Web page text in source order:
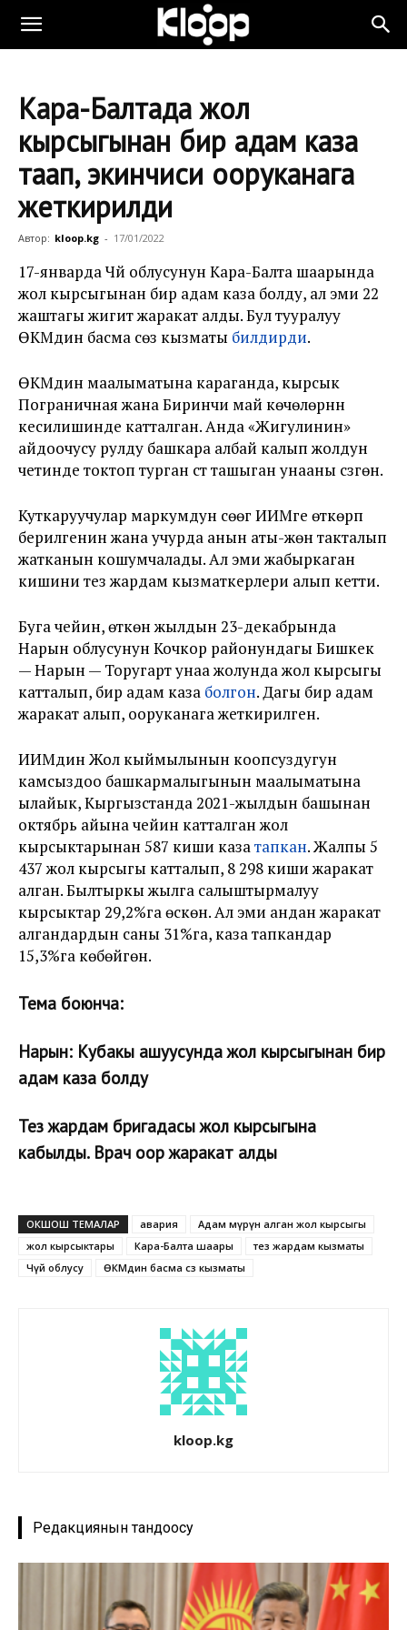
Кара-Балтада жол
кырсыгынан бир адам каза
таап, экинчиси ооруканага
жеткирилди
Автор: kloop.kg - 17/01/2022
17-январда Чүй облусунун Кара-Балта шаарында
жол кырсыгынан бир адам каза болду, ал эми 22
жаштагы жигит жаракат алды. Бул тууралуу
ӨКМдин басма сөз кызматы билдирди.
ӨКМдин маалыматына караганда, кырсык
Пограничная жана Биринчи май көчөлөрүнүн
кесилишинде катталган. Анда «Жигулинин»
айдоочусу рулду башкара албай калып жолдун
четинде токтоп турган сүт ташыган унааны сүзгөн.
Куткаруучулар маркумдун сөөгү ИИМге өткөрүп
берилгенин жана учурда анын аты-жөнү такталып
жатканын кошумчалады. Ал эми жабыркаган
кишини тез жардам кызматкерлери алып кетти.
Буга чейин, өткөн жылдын 23-декабрында
Нарын облусунун Кочкор районундагы Бишкек
— Нарын — Торугарт унаа жолунда жол кырсыгы
катталып, бир адам каза болгон. Дагы бир адам
жаракат алып, ооруканага жеткирилген.
ИИМдин Жол кыймылынын коопсуздугун
камсыздоо башкармалыгынын маалыматына
ылайык, Кыргызстанда 2021-жылдын башынан
октябрь айына чейин катталган жол
кырсыктарынан 587 киши казатапкан. Жалпы 5
437 жол кырсыгы катталып, 8 298 киши жаракат
алган. Былтыркы жылга салыштырмалуу
кырсыктар 29,2%га өскөн. Ал эми андан жаракат
алгандардын саны 31%га, каза тапкандар
15,3%га көбөйгөн.
Тема боюнча:
Нарын: Кубакы ашуусунда жол кырсыгынан бир
адам каза болду
Тез жардам бригадасы жол кырсыгына
кабылды. Врач оор жаракат алды
ОКШОШ ТЕМАЛАР авария
Адам өмүрүн алган жол кырсыгы
жол кырсыктары
Кара-Балта шаары
тез жардам кызматы
Чүй облусу
ӨКМдин басма сөз кызматы
kloop.kg
Редакциянын тандоосу